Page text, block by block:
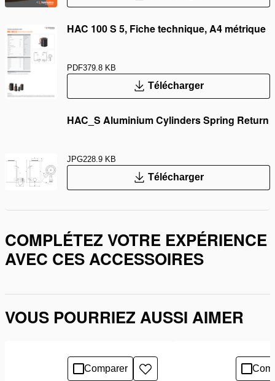
HAC 100 S 5, Fiche technique, A4 métrique
PDF379.8 KB
Télécharger
HAC_S Aluminium Cylinders Spring Return
JPG228.9 KB
Télécharger
COMPLÉTEZ VOTRE EXPÉRIENCE
AVEC CES ACCESSOIRES
VOUS POURRIEZ AUSSI AIMER
Comparer
Ajouter